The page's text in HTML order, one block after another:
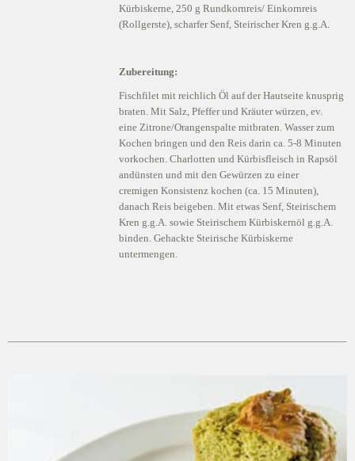
Kürbiskerne, 250 g Rundkornreis/ Einkornreis
(Rollgerste), scharfer Senf, Steirischer Kren g.g.A.
Zubereitung:
Fischfilet mit reichlich Öl auf der Hautseite knusprig
braten. Mit Salz, Pfeffer und Kräuter würzen, ev.
eine Zitrone/Orangenspalte mitbraten. Wasser zum
Kochen bringen und den Reis darin ca. 5-8 Minuten
vorkochen. Charlotten und Kürbisfleisch in Rapsöl
andünsten und mit den Gewürzen zu einer
cremigen Konsistenz kochen (ca. 15 Minuten),
danach Reis beigeben. Mit etwas Senf, Steirischem
Kren g.g.A. sowie Steirischem Kürbiskernöl g.g.A.
binden. Gehackte Steirische Kürbiskerne
untermengen.